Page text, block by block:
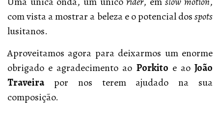
com vista a mostrar a beleza e o potencial dosspots
lusitanos.
Aproveitamos agora para deixarmos um enorme
obrigado e agradecimento ao Porkito e aoJoão
Traveira por nos terem ajudado na sua
composição.